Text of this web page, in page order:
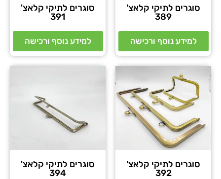
סוגרים לתיקי קלאצ'
389
למידע נוסף ורכישה
סוגרים לתיקי קלאצ'
391
למידע נוסף ורכישה
סוגרים לתיקי קלאצ'
392
סוגרים לתיקי קלאצ'
394